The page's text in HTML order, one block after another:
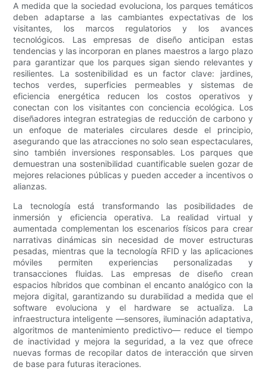
A medida que la sociedad evoluciona, los parques temáticos
deben adaptarse a las cambiantes expectativas de los
visitantes, los marcos regulatorios y los avances
tecnológicos. Las empresas de diseño anticipan estas
tendencias y las incorporan en planes maestros a largo plazo
para garantizar que los parques sigan siendo relevantes y
resilientes. La sostenibilidad es un factor clave: jardines,
techos verdes, superficies permeables y sistemas de
eficiencia energética reducen los costos operativos y
conectan con los visitantes con conciencia ecológica. Los
diseñadores integran estrategias de reducción de carbono y
un enfoque de materiales circulares desde el principio,
asegurando que las atracciones no solo sean espectaculares,
sino también inversiones responsables. Los parques que
demuestran una sostenibilidad cuantificable suelen gozar de
mejores relaciones públicas y pueden acceder a incentivos o
alianzas.
La tecnología está transformando las posibilidades de
inmersión y eficiencia operativa. La realidad virtual y
aumentada complementan los escenarios físicos para crear
narrativas dinámicas sin necesidad de mover estructuras
pesadas, mientras que la tecnología RFID y las aplicaciones
móviles permiten experiencias personalizadas y
transacciones fluidas. Las empresas de diseño crean
espacios híbridos que combinan el encanto analógico con la
mejora digital, garantizando su durabilidad a medida que el
software evoluciona y el hardware se actualiza. La
infraestructura inteligente —sensores, iluminación adaptativa,
algoritmos de mantenimiento predictivo— reduce el tiempo
de inactividad y mejora la seguridad, a la vez que ofrece
nuevas formas de recopilar datos de interacción que sirven
de base para futuras iteraciones.